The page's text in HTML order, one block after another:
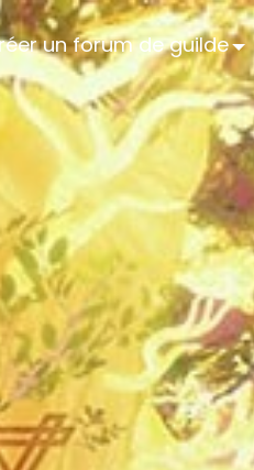
un forum de guilde